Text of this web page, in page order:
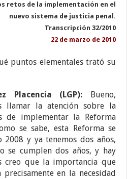
retos de la implementación en el
nuevo sistema de justicia penal.
Transcripción 32/2010
22 de marzo de 2010
puntos elementales trató su
Placencia (LGP): Bueno,
llamar la atención sobre la
de implementar la Reforma
se sabe, esta Reforma se
2008 y ya tenemos dos años,
se cumplen dos años, y hay
creo que la importancia que
en la necesidad